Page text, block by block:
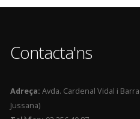
Contacta'ns
Adreça: Avda. Cardenal Vidal i
Jussana)